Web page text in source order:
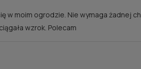
w moim ogrodzie. Nie wymaga żadnej
wzrok. Polecam